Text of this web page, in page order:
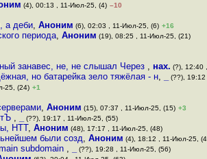
(4), 00:13 , 11-Июл-25, (4) –10
а деби, Аноним (6), 02:03 , 11-Июл-25, (6) +16
периода, Аноним (19), 08:25 , 11-Июл-25, (21)
занавес, не, не слышал Через , нах. (?), 12:40
но батарейка зело тяжёлая - н, (??),
25, (24) +1
, Аноним (15), 07:37 , 11-Июл-25, (15) +3
, (??), 19:17 , 11-Июл-25, (55)
HTT, Аноним (48), 17:17 , 11-Июл-25, (48)
были созд, Аноним (4), 18:12 , 11-Июл-25,
subdomain , (??), 19:28 , 11-Июл-25, (56)